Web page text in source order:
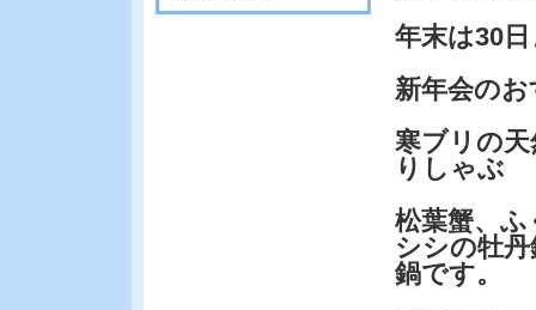
年末は30
新年会の
寒ブリの
りしゃぶ
松葉蟹、
シシの牡
鍋です。